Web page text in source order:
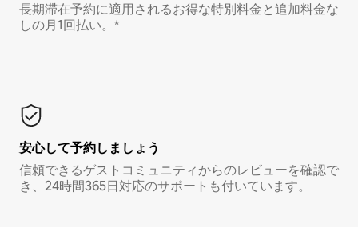
長期滞在予約に適用されるお得な特別料金と追加料金な
しの月1回払い。*
安心して予約しましょう
信頼できるゲストコミュニティからのレビューを確認で
き、24時間365日対応のサポートも付いています。